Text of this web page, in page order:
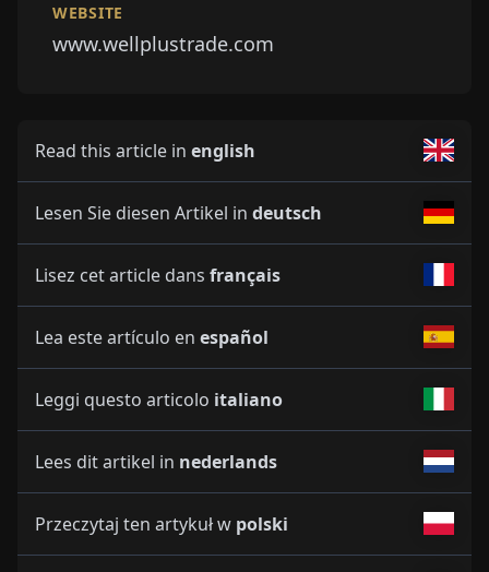
WEBSITE
www.wellplustrade.com
Read this article in english
Lesen Sie diesen Artikel in deutsch
Lisez cet article dans français
Lea este artículo en español
Leggi questo articolo italiano
Lees dit artikel in nederlands
Przeczytaj ten artykuł w polski